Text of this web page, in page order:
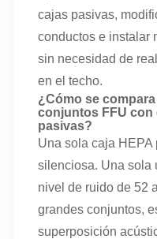
cajas pasivas,
conductos e instalar
sin necesidad de
en el techo.
¿Cómo se
conjuntos FFU con
pasivas?
Una sola caja
silenciosa. Una sola
nivel de ruido de 52
grandes conjuntos,
superposición